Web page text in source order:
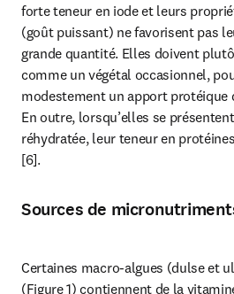
forte teneur en iode et leurs
(goût puissant) ne favorisent pas
grande quantité. Elles doivent
comme un végétal occasionnel,
modestement un apport protéique
En outre, lorsqu’elles se
réhydratée, leur teneur en
[6].
Sources de
Certaines macro-algues (dulse et
(Figure 1) contiennent de la